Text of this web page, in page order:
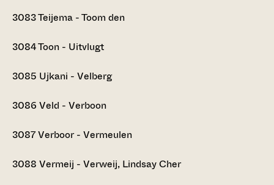
3083Teijema - Toom den
3084Toon - Uitvlugt
3085 Ujkani - Velberg
3086 Veld - Verboon
3087Verboor - Vermeulen
3088 Vermeij - Verweij, Lindsay Cher